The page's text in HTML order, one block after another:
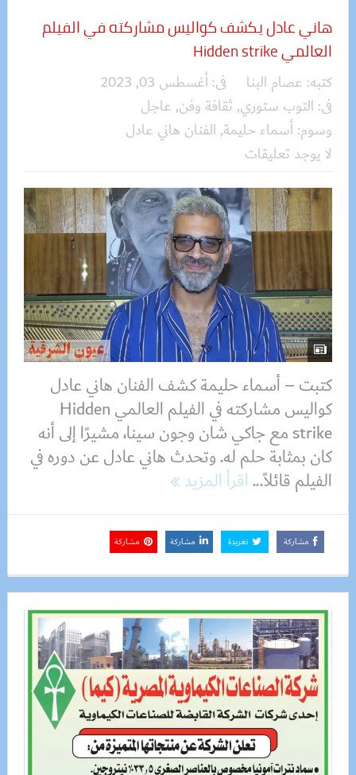
هاني عادل يكشف كواليس مشاركته في الفيلم
العالمي Hidden strike
كتبه: عصام البنا فى:أغسطس 03, 2023
فى: التوب ستوري, ثقافة وفن, عاجل
وسوم:أسماء حليمة, الفنان هاني عادل
لا يوجد تعليقات
كتبت – أسماء حليمة كشف الفنان هاني عادل
كواليس مشاركته في الفيلم العالمي Hidden
strike مع جاكي شان وجون سينا، مشيرًا إلى أنه
كان بمثابة حلم له. وتحدث هاني عادل عن دوره في
الفيلم قائلاً...اقرأ المزيد
مشاركة تغريدة مشاركة مشاركة